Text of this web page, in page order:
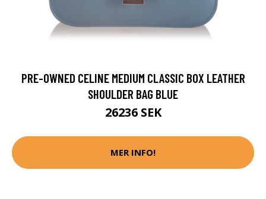
PRE-OWNED CELINE MEDIUM CLASSIC BOX LEATHER
SHOULDER BAG BLUE
26236 SEK
MER INFO!